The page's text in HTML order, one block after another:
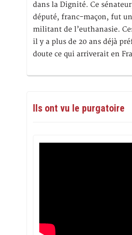
dans la Dignité. Ce
député, franc-maçon, fut
militant de l’euthanasie.
il y a plus de 20 ans déjà
doute ce qui arriverait en
Ils ont vu le purgatoire